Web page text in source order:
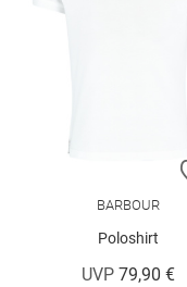
BARBOUR
Poloshirt
UVP 79,90 €